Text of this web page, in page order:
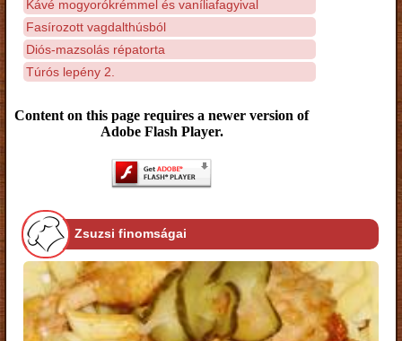
Kávé mogyorókrémmel és vaníliafagyival
Fasírozott vagdalthúsból
Diós-mazsolás répatorta
Túrós lepény 2.
Content on this page requires a newer version of
Adobe Flash Player.
Zsuzsi finomságai